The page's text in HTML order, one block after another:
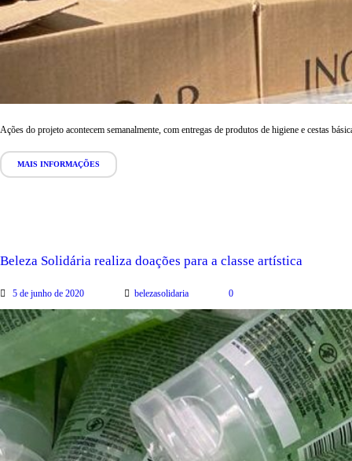
Ações do projeto acontecem semanalmente, com entregas de produtos de higiene e cestas
MAIS INFORMAÇÕES
Beleza Solidária realiza doações para a classe artística
5 de junho de 2020 belezasolidaria 0